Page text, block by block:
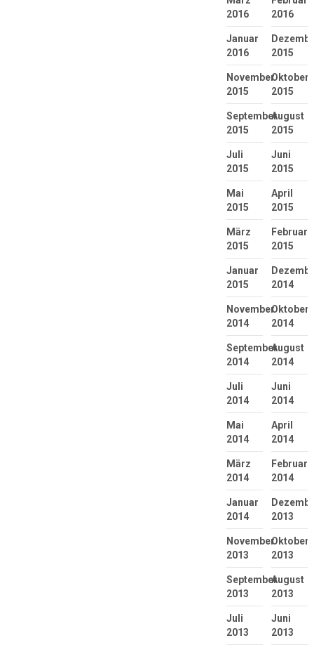
2016
2016
Januar
2016
2015
November
2015
Oktober
2015
September
2015
August
2015
Juli
2015
Juni
2015
Mai
2015
April
2015
März
2015
Februar
2015
Januar
2015
2014
November
2014
Oktober
2014
September
2014
August
2014
Juli
2014
Juni
2014
Mai
2014
April
2014
März
2014
Februar
2014
Januar
2014
2013
November
2013
Oktober
2013
September
2013
August
2013
Juli
2013
Juni
2013